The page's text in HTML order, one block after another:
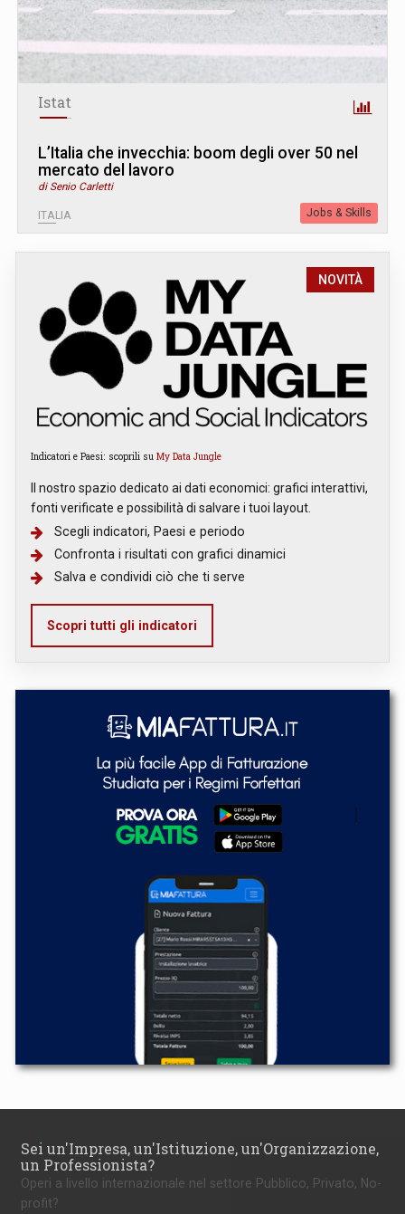
Istat
L’Italia che invecchia: boom degli over 50 nel
mercato del lavoro
di Senio Carletti
ITALIA Jobs & Skills
NOVITÀ
Indicatori e Paesi: scoprili su My Data Jungle
Il nostro spazio dedicato ai dati economici: grafici interattivi,
fonti verificate e possibilità di salvare i tuoi layout.
Scegli indicatori, Paesi e periodo
Confronta i risultati con grafici dinamici
Salva e condividi ciò che ti serve
Scopri tutti gli indicatori
Sei un'Impresa, un'Istituzione, un'Organizzazione,
un Professionista?
Operi a livello internazionale nel settore Pubblico, Privato, No-
profit?